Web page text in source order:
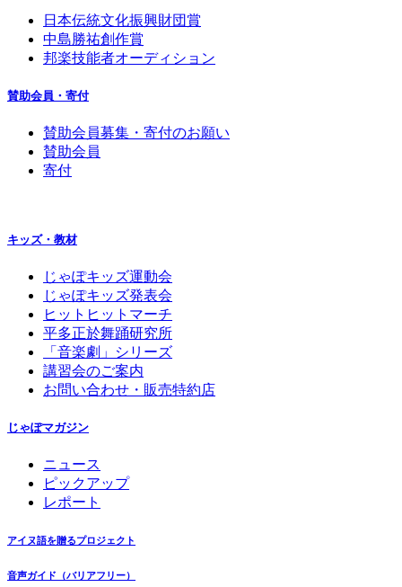
日本伝統文化振興財団賞
中島勝祐創作賞
邦楽技能者オーディション
賛助会員・寄付
賛助会員募集・寄付のお願い
賛助会員
寄付
キッズ・教材
じゃぽキッズ運動会
じゃぽキッズ発表会
ヒットヒットマーチ
平多正於舞踊研究所
「音楽劇」シリーズ
講習会のご案内
お問い合わせ・販売特約店
じゃぽマガジン
ニュース
ピックアップ
レポート
アイヌ語を贈るプロジェクト
音声ガイド（バリアフリー）